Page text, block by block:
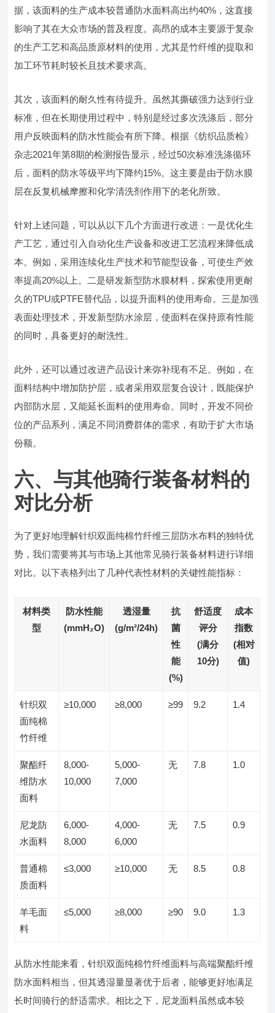
据，该面料的生产成本较普通防水面料高出约40%，这直接
影响了其在大众市场的普及程度。高昂的成本主要源于复杂
的生产工艺和高品质原材料的使用，尤其是竹纤维的提取和
加工环节耗时较长且技术要求高。
其次，该面料的耐久性有待提升。虽然其撕破强力达到行业
标准，但在长期使用过程中，特别是经过多次洗涤后，部分
用户反映面料的防水性能会有所下降。根据《纺织品质检》
杂志2021年第8期的检测报告显示，经过50次标准洗涤循环
后，面料的防水等级平均下降约15%。这主要是由于防水膜
层在反复机械摩擦和化学清洗剂作用下的老化所致。
针对上述问题，可以从以下几个方面进行改进：一是优化生
产工艺，通过引入自动化生产设备和改进工艺流程来降低成
本。例如，采用连续化生产技术和节能型设备，可使生产效
率提高20%以上。二是研发新型防水膜材料，探索使用更耐
久的TPU或PTFE替代品，以提升面料的使用寿命。三是加强
表面处理技术，开发新型防水涂层，使面料在保持原有性能
的同时，具备更好的耐洗性。
此外，还可以通过改进产品设计来弥补现有不足。例如，在
面料结构中增加防护层，或者采用双层复合设计，既能保护
内部防水层，又能延长面料的使用寿命。同时，开发不同价
位的产品系列，满足不同消费群体的需求，有助于扩大市场
份额。
六、与其他骑行装备材料的
对比分析
为了更好地理解针织双面纯棉竹纤维三层防水布料的独特优
势，我们需要将其与市场上其他常见骑行装备材料进行详细
对比。以下表格列出了几种代表性材料的关键性能指标：
材料类
型
防水性能
(mmH₂O)
透湿量
(g/m²/24h)
抗
菌
性
能
(%)
舒适度
评分
(满分
10分)
成本
指数
(相对
值)
针织双
面纯棉
竹纤维
≥10,000 ≥8,000 ≥99 9.2 1.4
聚酯纤
维防水
面料
8,000-
10,000
5,000-
7,000
无 7.8 1.0
尼龙防
水面料
6,000-
8,000
4,000-
6,000
无 7.5 0.9
普通棉
质面料
≤3,000 ≥10,000 无 8.5 0.8
羊毛面
料
≤5,000 ≥8,000 ≥90 9.0 1.3
从防水性能来看，针织双面纯棉竹纤维面料与高端聚酯纤维
防水面料相当，但其透湿量显著优于后者，能够更好地满足
长时间骑行的舒适需求。相比之下，尼龙面料虽然成本较